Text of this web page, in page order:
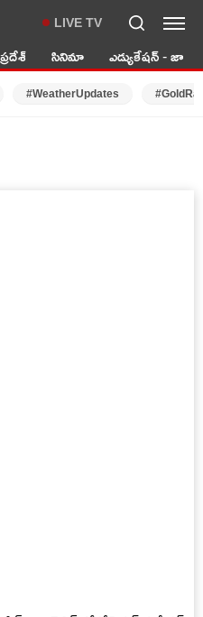
LIVE TV
సినిమా ఎడ్యుకేషన్ - జాబ్స్
#WeatherUpdates